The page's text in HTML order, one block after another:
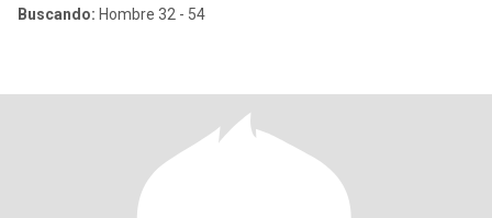
Buscando: Hombre 32 - 54